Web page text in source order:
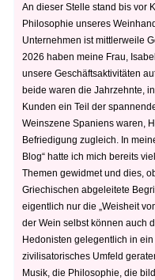
An dieser Stelle stand bis vor
Philosophie unseres
Unternehmen ist mittlerweile
2026 haben meine Frau,
unsere Geschäftsaktivitäten
beide waren die Jahrzehnte,
Kunden ein Teil der
Weinszene Spaniens waren,
Befriedigung zugleich. In
Blog“ hatte ich mich bereits
Themen gewidmet und dies,
Griechischen abgeleitete
eigentlich nur die „Weisheit
der Wein selbst können auch
Hedonisten gelegentlich in
zivilisatorisches Umfeld
Musik, die Philosophie, die